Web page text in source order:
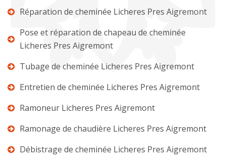
Réparation de cheminée Licheres Pres Aigremont
Pose et réparation de chapeau de cheminée
Licheres Pres Aigremont
Tubage de cheminée Licheres Pres Aigremont
Entretien de cheminée Licheres Pres Aigremont
Ramoneur Licheres Pres Aigremont
Ramonage de chaudière Licheres Pres Aigremont
Débistrage de cheminée Licheres Pres Aigremont